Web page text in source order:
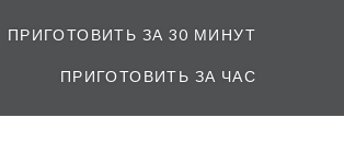
ПРИГОТОВИТЬ ЗА 30 МИНУТ
ПРИГОТОВИТЬ ЗА ЧАС